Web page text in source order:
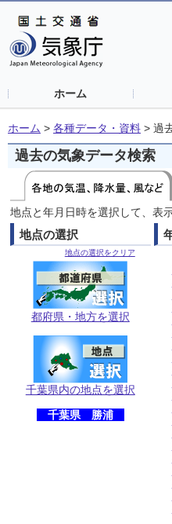
ホーム
ホーム > 各種データ・資料 > 過
過去の気象データ検索
地点と年月日時を選択して、表
地点の選択
地点の選択をクリア
都府県・地方を選択
千葉県内の地点を選択
千葉県 勝浦